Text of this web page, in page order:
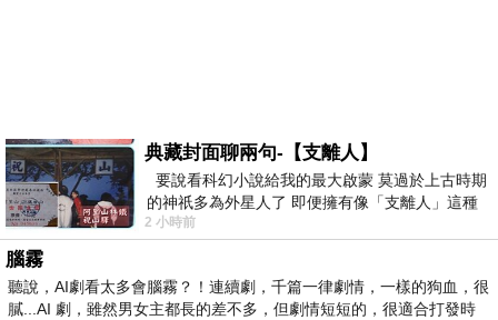
典藏封面聊兩句-【支離人】
要說看科幻小說給我的最大啟蒙 莫過於上古時期
的神祇多為外星人了 即便擁有像「支離人」這種
驚世駭俗的神通法門 也未必讀
2 小時前
腦霧
聽說，AI劇看太多會腦霧？！連續劇，千篇一律劇情，一樣的狗血，很
膩...AI 劇，雖然男女主都長的差不多，但劇情短短的，很適合打發時